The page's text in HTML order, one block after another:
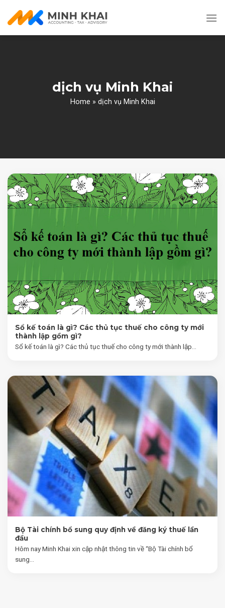
dịch vụ Minh Khai
Home » dịch vụ Minh Khai
Sổ kế toán là gì? Các thủ tục thuế cho công ty mới
thành lập gồm gì?
Sổ kế toán là gì? Các thủ tục thuế cho công ty mới thành lập...
Bộ Tài chính bổ sung quy định về đăng ký thuế lần
đầu
Hôm nay Minh Khai xin cập nhật thông tin về “Bộ Tài chính bổ
sung...